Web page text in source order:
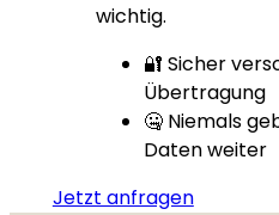
wichtig.
🔐 Sicher
Übertragung
🤐 Niemals
Daten weiter
Jetzt anfragen